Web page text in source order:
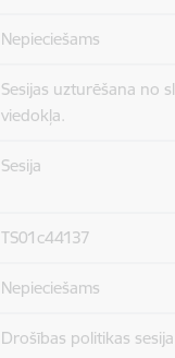
Nepieciešams
Sesijas uzturēšana no
viedokļa.
Sesija
TS01c44137
Nepieciešams
Drošības politikas